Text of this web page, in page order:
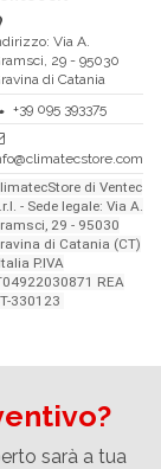
Via A.
29 - 95030
di Catania
+39 095 393375
di Ventec
- Sede legale: Via A.
29 - 95030
di Catania (CT)
P.IVA
REA
330123
sarà a tua